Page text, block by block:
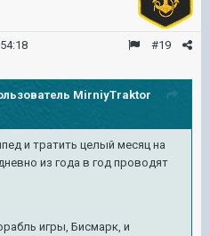
#19
MirniyTraktor
и тратить целый месяц на
из года в год проводят
игры, Бисмарк, и